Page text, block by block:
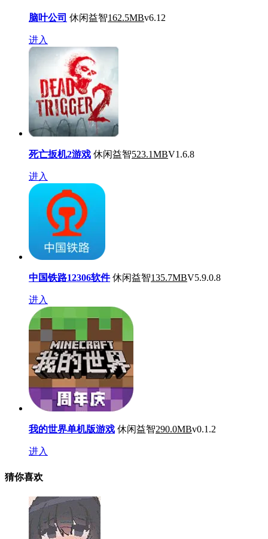
脑叶公司 休闲益智162.5MBv6.12
进入
死亡扳机2游戏 休闲益智523.1MBV1.6.8
进入
中国铁路12306软件 休闲益智135.7MBV5.9.0.8
进入
我的世界单机版游戏 休闲益智290.0MBv0.1.2
进入
猜你喜欢